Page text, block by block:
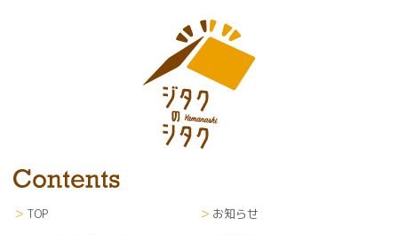
TOP
お知らせ